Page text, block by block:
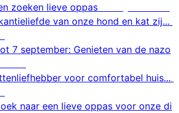
zoeken lieve oppas
van onze hond en kat zij...
7 september: Genieten van de nazo
voor comfortabel huis...
naar een lieve oppas voor onze di